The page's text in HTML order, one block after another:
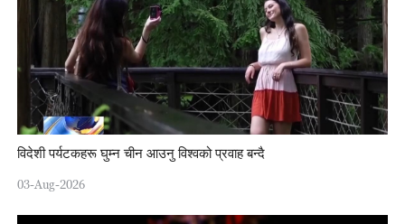
विदेशी पर्यटकहरू घुम्न चीन आउनु विश्वको प्रवाह बन्दै
03-Aug-2026